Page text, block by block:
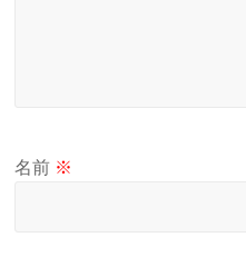
名前 ※